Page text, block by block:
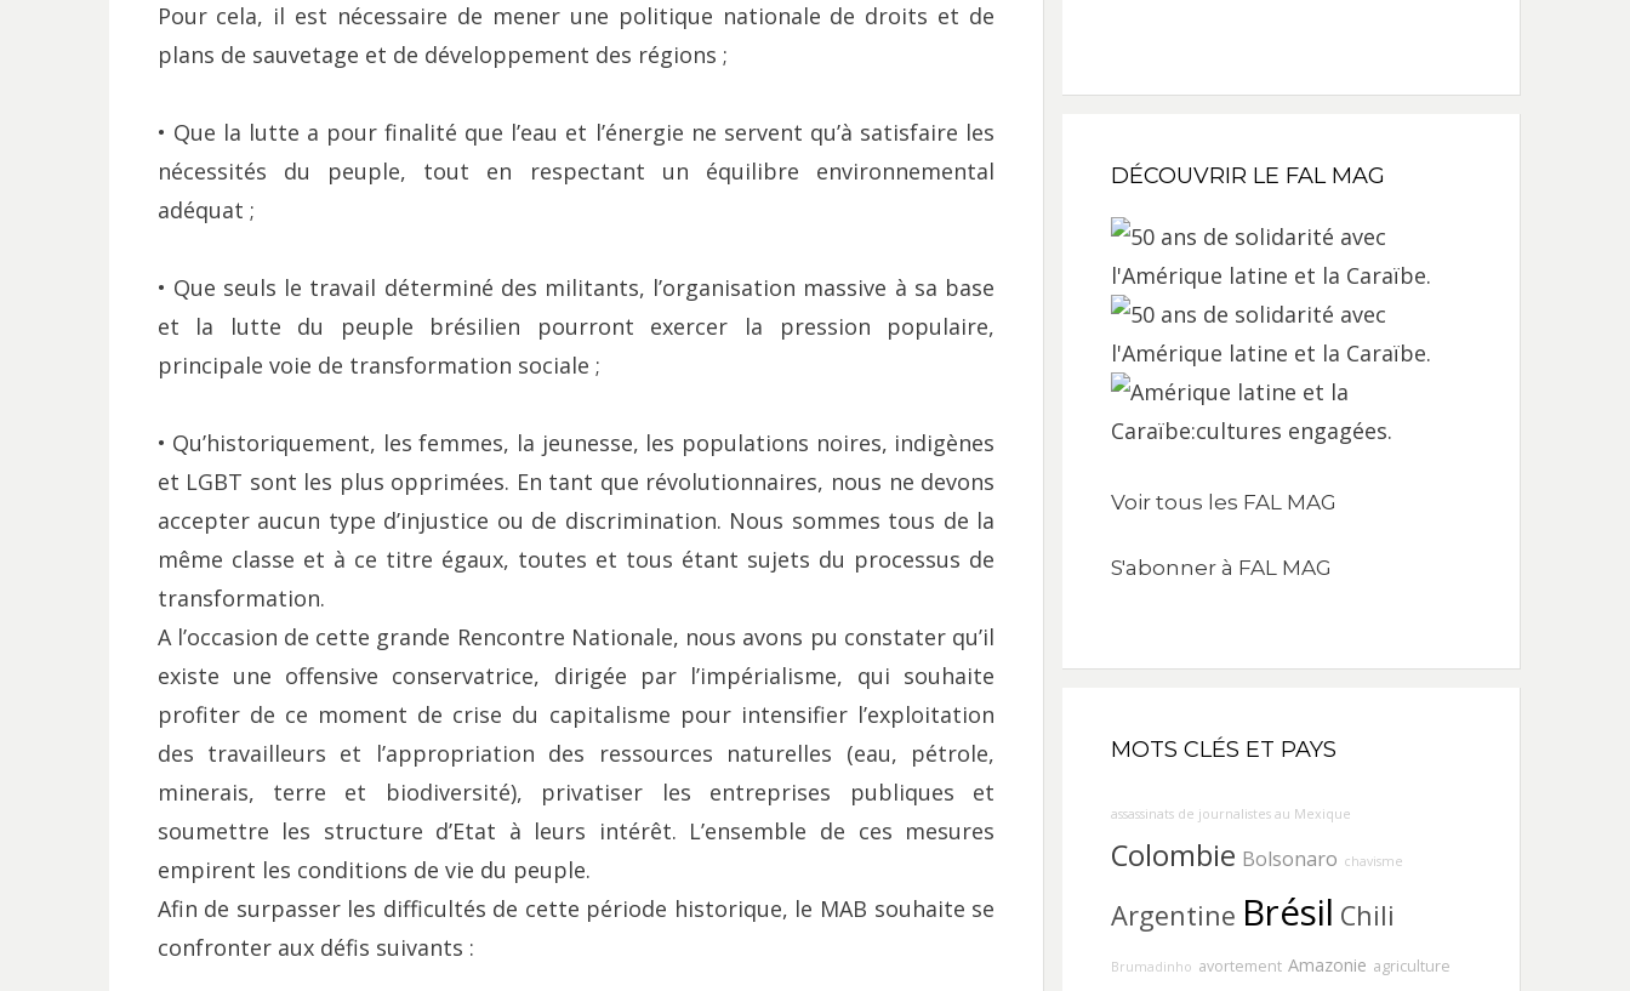
Pour cela, il est nécessaire de mener une politique nationale de droits et de
plans de sauvetage et de développement des régions ;
• Que la lutte a pour finalité que l’eau et l’énergie ne servent qu’à satisfaire les
nécessités du peuple, tout en respectant un équilibre environnemental
adéquat ;
• Que seuls le travail déterminé des militants, l’organisation massive à sa base
et la lutte du peuple brésilien pourront exercer la pression populaire,
principale voie de transformation sociale ;
• Qu’historiquement, les femmes, la jeunesse, les populations noires, indigènes
et LGBT sont les plus opprimées. En tant que révolutionnaires, nous ne devons
accepter aucun type d’injustice ou de discrimination. Nous sommes tous de la
même classe et à ce titre égaux, toutes et tous étant sujets du processus de
transformation.
A l’occasion de cette grande Rencontre Nationale, nous avons pu constater qu’il
existe une offensive conservatrice, dirigée par l’impérialisme, qui souhaite
profiter de ce moment de crise du capitalisme pour intensifier l’exploitation
des travailleurs et l’appropriation des ressources naturelles (eau, pétrole,
minerais, terre et biodiversité), privatiser les entreprises publiques et
soumettre les structure d’Etat à leurs intérêt. L’ensemble de ces mesures
empirent les conditions de vie du peuple.
Afin de surpasser les difficultés de cette période historique, le MAB souhaite se
confronter aux défis suivants :
DÉCOUVRIR LE FAL MAG
Voir tous les FAL MAG
S'abonner à FAL MAG
MOTS CLÉS ET PAYS
assassinats de journalistes au Mexique
Colombie Bolsonaro chavisme
Argentine Brésil Chili
Brumadinho avortement Amazonie agriculture